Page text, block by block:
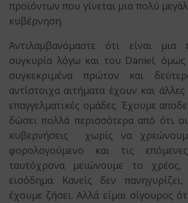
προϊόντων που γίνεται μια πολύ
κυβέρνηση.
Αντιλαμβανόμαστε ότι είναι
συγκυρία λόγω και του Daniel, όμως
συγκεκριμένα πρώτον και
αντίστοιχα αιτήματα έχουν και
επαγγελματικές ομάδες. Έχουμε
δώσει πολλά περισσότερα από ότι
κυβερνήσεις χωρίς να
φορολογούμενο και τις
ταυτόχρονα μειώνουμε το χρέος,
εισόδημα. Κανείς δεν
έχουμε ζήσει. Αλλά είμαι σίγουρος